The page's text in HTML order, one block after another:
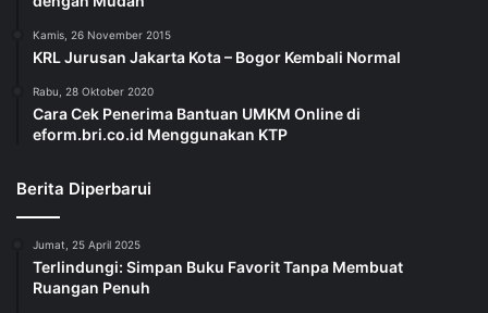
Kamis, 26 November 2015
KRL Jurusan Jakarta Kota – Bogor Kembali Normal
Rabu, 28 Oktober 2020
Cara Cek Penerima Bantuan UMKM Online di
eform.bri.co.id Menggunakan KTP
Berita Diperbarui
Jumat, 25 April 2025
Terlindungi: Simpan Buku Favorit Tanpa Membuat
Ruangan Penuh